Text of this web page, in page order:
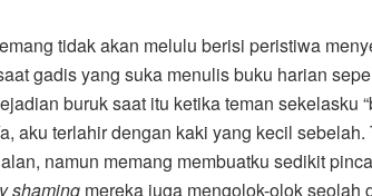
tidak akan melulu berisi peristiwa
gadis yang suka menulis buku harian
buruk saat itu ketika teman sekelasku
aku terlahir dengan kaki yang kecil
namun memang membuatku sedikit
shaming mereka juga mengolok-olok seolah